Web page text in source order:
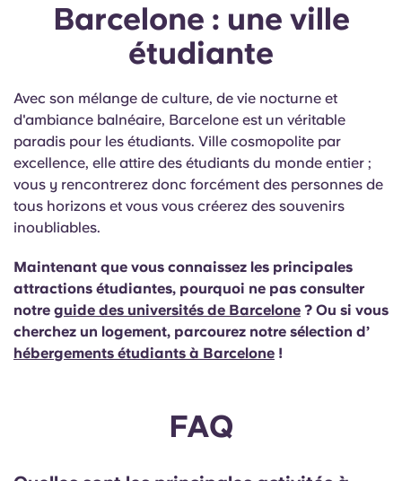
Barcelone : une ville
étudiante
Avec son mélange de culture, de vie nocturne et
d'ambiance balnéaire, Barcelone est un véritable
paradis pour les étudiants. Ville cosmopolite par
excellence, elle attire des étudiants du monde entier ;
vous y rencontrerez donc forcément des personnes de
tous horizons et vous vous créerez des souvenirs
inoubliables.
Maintenant que vous connaissez les principales
attractions étudiantes, pourquoi ne pas consulter
notre guide des universités de Barcelone ? Ou si vous
cherchez un logement, parcourez notre sélection d’
hébergements étudiants à Barcelone !
FAQ